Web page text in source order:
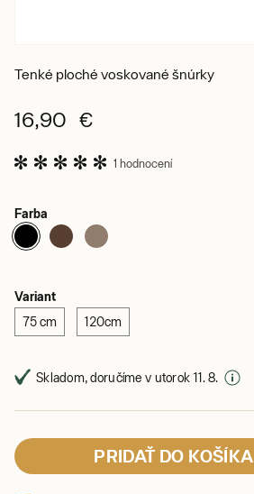
Tenké ploché voskované šnúrky
16,90 €
1 hodnocení
Farba
Variant
75 cm 120cm
Skladom, doručíme v utorok 11. 8.
PRIDAŤ DO KOŠÍKA